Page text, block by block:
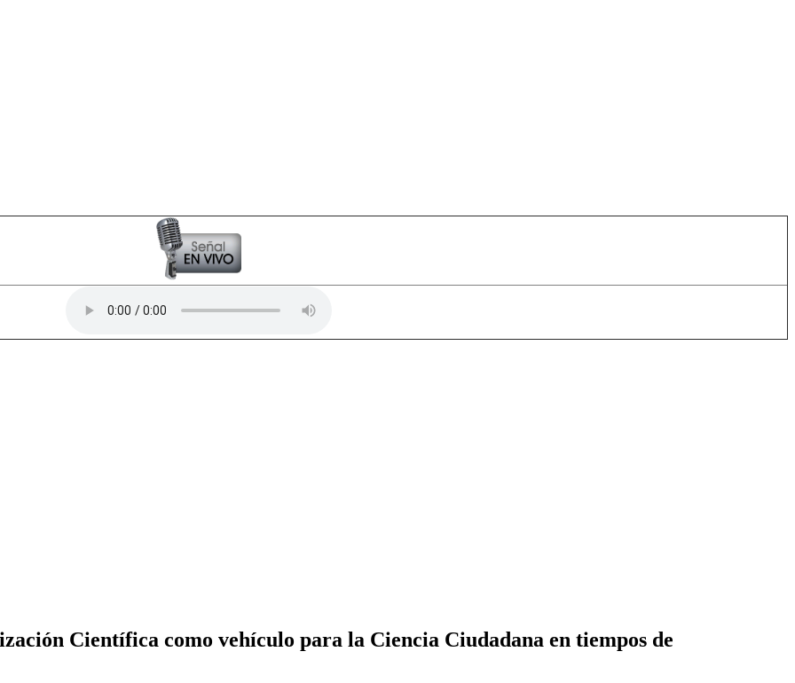
Científica como vehículo para la Ciencia Ciudadana en tiempos de